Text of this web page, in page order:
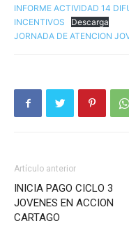
INFORME ACTIVIDAD 14
INCENTIVOS
Descarga
JORNADA DE ATENCION
Artículo anterior
INICIA PAGO CICLO 3
JOVENES EN ACCION
CARTAGO